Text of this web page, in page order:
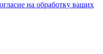
на обработку ваших